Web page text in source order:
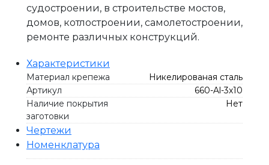
судостроении, в строительстве мостов,
домов, котлостроении, самолетостроении,
ремонте различных конструкций.
Характеристики
Материал крепежа
Никелированая сталь
Артикул
660-Al-3x10
Наличие покрытия
заготовки
Нет
Чертежи
Номенклатура